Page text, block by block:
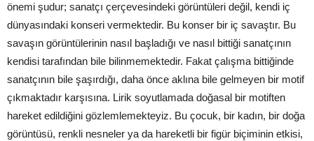
önemi şudur; sanatçı çerçevesindeki görüntüleri değil, kendi iç
dünyasındaki konseri vermektedir. Bu konser bir iç savaştır. Bu
savaşın görüntülerinin nasıl başladığı ve nasıl bittiği sanatçının
kendisi tarafından bile bilinmemektedir. Fakat çalışma bittiğinde
sanatçının bile şaşırdığı, daha önce aklına bile gelmeyen bir motif
çıkmaktadır karşısına. Lirik soyutlamada doğasal bir motiften
hareket edildiğini gözlemlemekteyiz. Bu çocuk, bir kadın, bir doğa
görüntüsü, renkli nesneler ya da hareketli bir figür biçiminin etkisi,